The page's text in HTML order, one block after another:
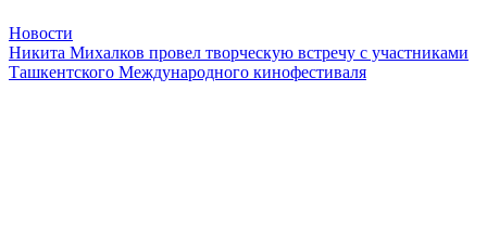
Новости
Никита Михалков провел творческую встречу с участниками
Ташкентского Международного кинофестиваля